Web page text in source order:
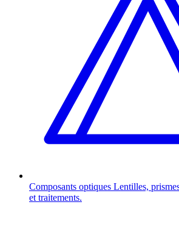
Composants optiques Lentilles,
et traitements.